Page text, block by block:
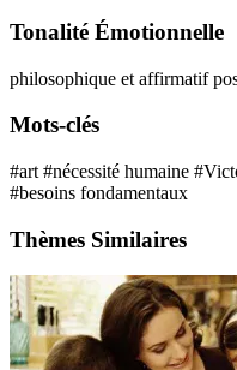
Tonalité Émotionnelle
philosophique et affirmatif
Mots-clés
#art #nécessité humaine
#besoins fondamentaux
Thèmes Similaires